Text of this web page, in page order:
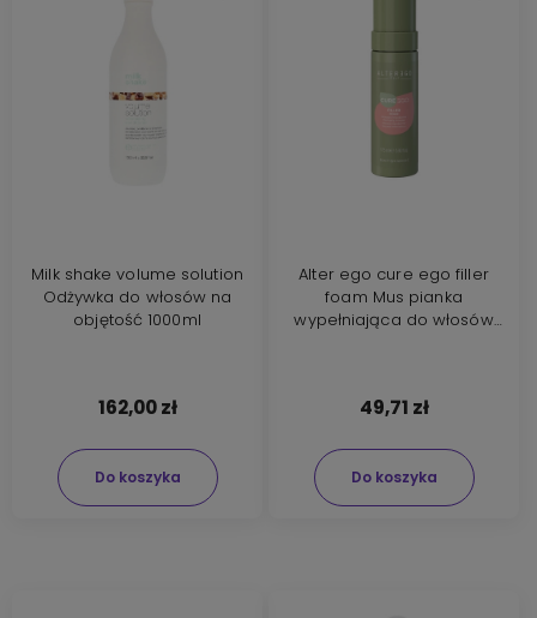
Milk shake volume solution
Odżywka do włosów na
objętość 1000ml
162,00 zł
Do koszyka
Alter ego cure ego filler
foam Mus pianka
wypełniająca do włosów
49,71 zł
Do koszyka